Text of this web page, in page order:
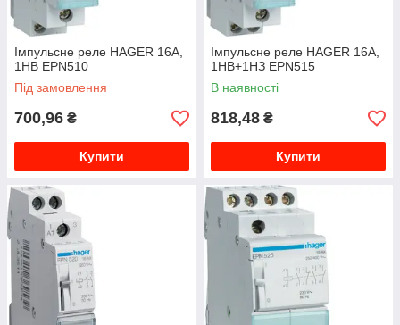
Імпульсне реле HAGER 16А,
1НВ EPN510
Під замовлення
700,96 ₴
Купити
Імпульсне реле HAGER 16А,
1НВ+1НЗ EPN515
В наявності
818,48 ₴
Купити